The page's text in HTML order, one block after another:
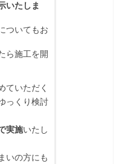
いたしま
ついてもお
ら施工を開
ていただく
っくり検討
実施いたし
いの方にも